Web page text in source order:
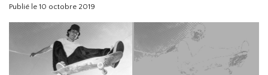
VÊTEMENTS
Publié le 10 octobre 2019